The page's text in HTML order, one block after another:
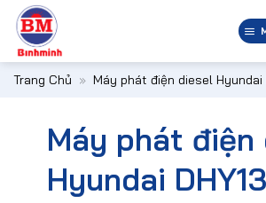
qua
nội
dungTrang Chủ » Máy phát điện diesel Hyundai
Máy phát điện
Hyundai